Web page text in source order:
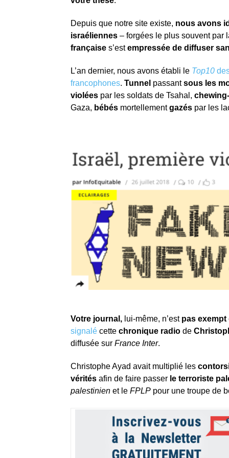
Depuis que notre site existe, nous avons
israéliennes – forgées le plus souvent
française s’estempressée de diffuser
L’an dernier, nous avons établi le Top10
francophones. Tunnel passantsous les
violées par les soldats de Tsahal,
Gaza, bébés mortellementgazés par les
Votre journal, lui-même, n’est pas exempt
signalé cette chronique radio de
diffusée sur France Inter.
Christophe Ayad avait multiplié les
vérités afin de faire passer le terroriste
palestinien et le FPLP pour une troupe de